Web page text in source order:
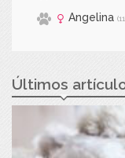
Angelina
Últimos